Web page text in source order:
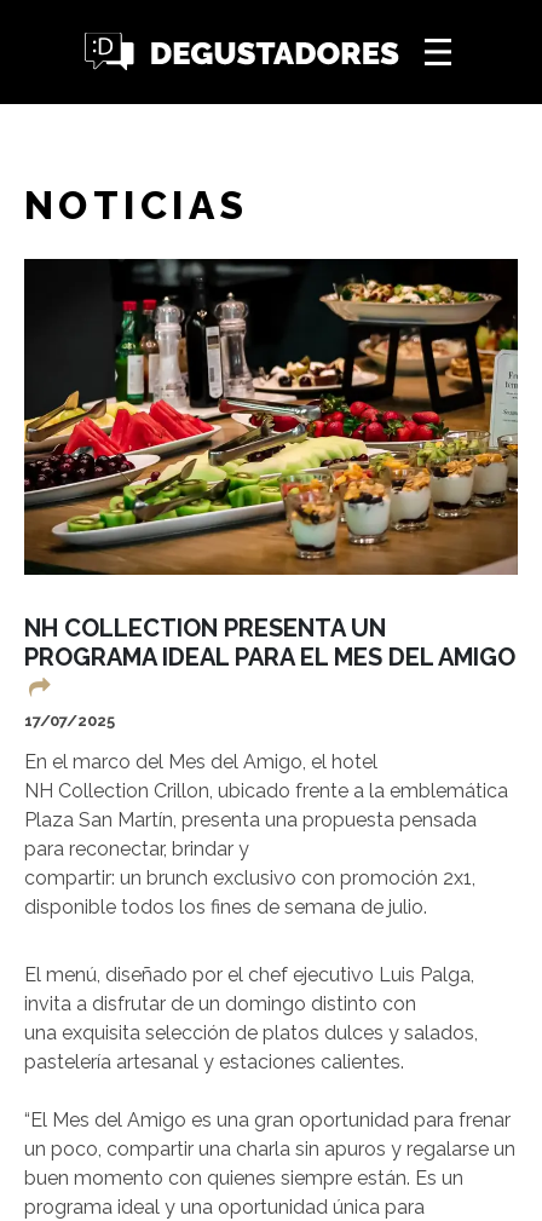
NOTICIAS
NH COLLECTION PRESENTA UN
PROGRAMA IDEAL PARA EL MES DEL AMIGO
17/07/2025
En el marco del Mes del Amigo, el hotel
NH Collection Crillon, ubicado frente a la emblemática
Plaza San Martín, presenta una propuesta pensada
para reconectar, brindar y
compartir: un brunch exclusivo con promoción 2x1,
disponible todos los fines de semana de julio.
El menú, diseñado por el chef ejecutivo Luis Palga,
invita a disfrutar de un domingo distinto con
una exquisita selección de platos dulces y salados,
pastelería artesanal y estaciones calientes.
“El Mes del Amigo es una gran oportunidad para frenar
un poco, compartir una charla sin apuros y regalarse un
buen momento con quienes siempre están. Es un
programa ideal y una oportunidad única para